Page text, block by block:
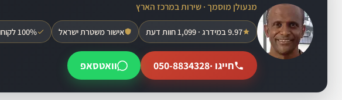
מנעולן מוסמך · שירות במרכז הארץ
9.97 במידרג · 1,099 חוות דעת אישור משטרת ישראל 100% לקוחות מרוצים
חייגו ·050-8834328 וואטסאפ